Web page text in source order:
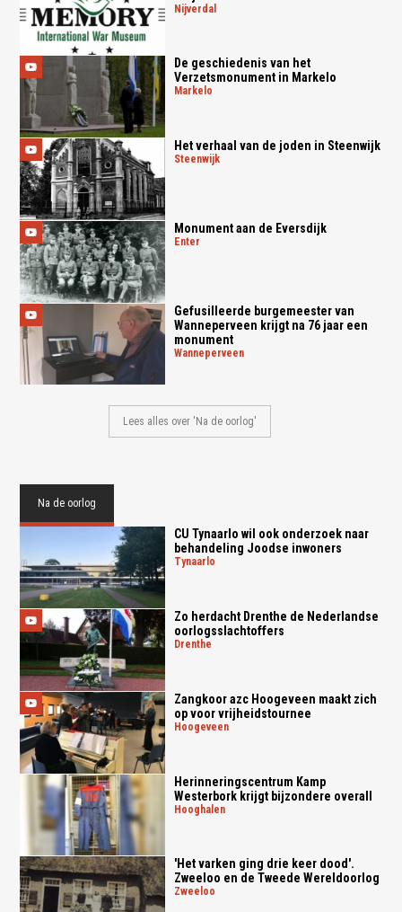
nijverdal
De geschiedenis van het
Verzetsmonument in Markelo
markelo
Het verhaal van de joden in Steenwijk
steenwijk
Monument aan de Eversdijk
enter
Gefusilleerde burgemeester van
Wanneperveen krijgt na 76 jaar een
monument
wanneperveen
Lees alles over 'Na de oorlog'
Na de oorlog
CU Tynaarlo wil ook onderzoek naar
behandeling Joodse inwoners
tynaarlo
Zo herdacht Drenthe de Nederlandse
oorlogsslachtoffers
drenthe
Zangkoor azc Hoogeveen maakt zich
op voor vrijheidstournee
hoogeveen
Herinneringscentrum Kamp
Westerbork krijgt bijzondere overall
hooghalen
'Het varken ging drie keer dood'.
Zweeloo en de Tweede Wereldoorlog
zweeloo